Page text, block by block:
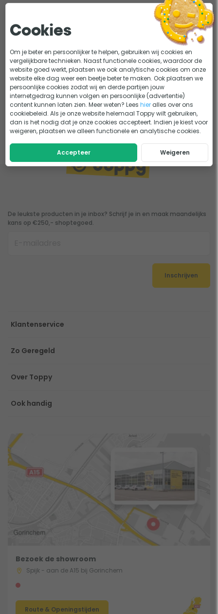
1
De leukste producten in je inbox? Schrijf je in en maak maandelijks
kans op €250,- shoptegoed.
Inschrijven
Klantenservice
Zo Geregeld
Over Toppy
Ook handig
Bezoek de showroom
Spijk - aan de A15 bij Gorinchem
Route & Openingstijden
Cookies
Om je beter en persoonlijker te helpen, gebruiken wij cookies en
vergelijkbare technieken. Naast functionele cookies, waardoor de
website goed werkt, plaatsen we ook analytische cookies om onze
website elke dag weer een beetje beter te maken. Ook plaatsen we
persoonlijke cookies zodat wij en derde partijen jouw
internetgedrag kunnen volgen en persoonlijke (advertentie)
content kunnen laten zien. Meer weten? Leeshier alles over ons
cookiebeleid. Als je onze website helemaal Toppy wilt gebruiken,
dan is het nodig dat je onze cookies accepteert. Indien je kiest voor
weigeren, plaatsen we alleen functionele en analytische cookies.
Accepteer Weigeren